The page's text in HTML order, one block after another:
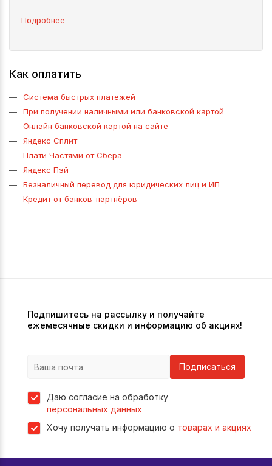
Подробнее
Как оплатить
Система быстрых платежей
При получении наличными или банковской картой
Онлайн банковской картой на сайте
Яндекс Сплит
Плати Частями от Сбера
Яндекс Пэй
Безналичный перевод для юридических лиц и ИП
Кредит от банков-партнёров
Подпишитесь на рассылку и получайте
ежемесячные скидки и информацию об акциях!
Подписаться
Даю согласие на обработку
персональных данных
Хочу получать информацию о товарах и акциях